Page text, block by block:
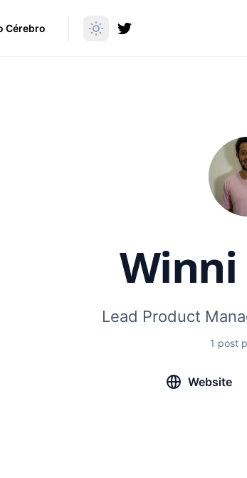
Cérebro
Winni
Lead Product
1 post
Website